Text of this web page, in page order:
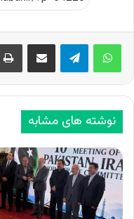
اشتراک گذاری از طریق ایمیل
نوشته های مشابه